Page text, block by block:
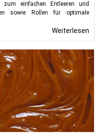
zum einfachen Entleeren und
sowie Rollen für optimale
Weiterlesen